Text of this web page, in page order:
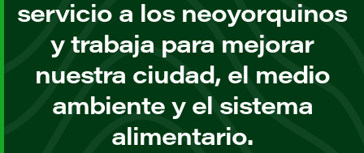
servicio a los neoyorquinos
y trabaja para mejorar
nuestra ciudad, el medio
ambiente y el sistema
alimentario.